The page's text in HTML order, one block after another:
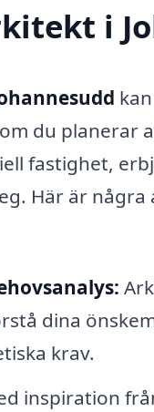
i
du
fastighet,
Här är
dina
krav.
inspiration